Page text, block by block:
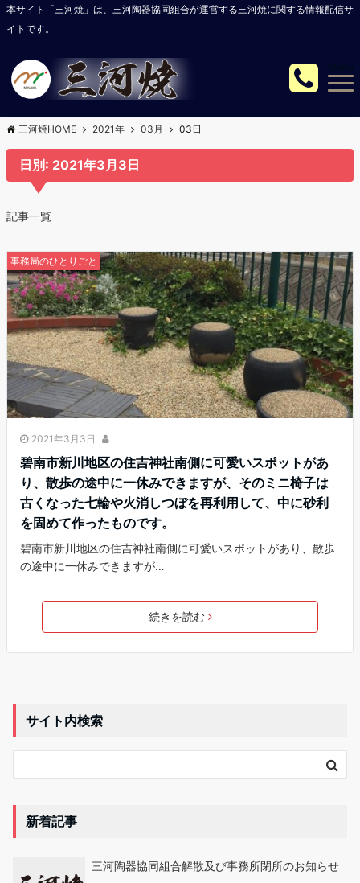
本サイト「三河焼」は、三河陶器協同組合が運営する三河焼に関する情報配信サ
イトです。
Menu
三河焼HOME 2021年 03月 03日
日別: 2021年3月3日
記事一覧
事務局のひとりごと
2021年3月3日
碧南市新川地区の住吉神社南側に可愛いスポットがあ
り、散歩の途中に一休みできますが、そのミニ椅子は
古くなった七輪や火消しつぼを再利用して、中に砂利
を固めて作ったものです。
碧南市新川地区の住吉神社南側に可愛いスポットがあり、散歩
の途中に一休みできますが…
続きを読む
サイト内検索
新着記事
三河陶器協同組合解散及び事務所閉所のお知らせ